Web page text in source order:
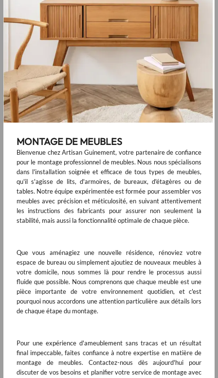
MONTAGE DE MEUBLES
Bienvenue chez Artisan Guinement, votre partenaire de confiance
pour le montage professionnel de meubles. Nous nous spécialisons
dans l'installation soignée et efficace de tous types de meubles,
qu'il s'agisse de lits, d'armoires, de bureaux, d'étagères ou de
tables. Notre équipe expérimentée est formée pour assembler vos
meubles avec précision et méticulosité, en suivant attentivement
les instructions des fabricants pour assurer non seulement la
stabilité, mais aussi la fonctionnalité optimale de chaque pièce.
Que vous aménagiez une nouvelle résidence, rénoviez votre
espace de bureau ou simplement ajoutiez de nouveaux meubles à
votre domicile, nous sommes là pour rendre le processus aussi
fluide que possible. Nous comprenons que chaque meuble est une
pièce importante de votre environnement quotidien, et c'est
pourquoi nous accordons une attention particulière aux détails lors
de chaque étape du montage.
Pour une expérience d'ameublement sans tracas et un résultat
final impeccable, faites confiance à notre expertise en matière de
montage de meubles. Contactez-nous dès aujourd'hui pour
discuter de vos besoins et planifier votre service de montage avec